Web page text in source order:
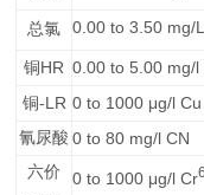
总氯 0.00 to 3.50 mg/
铜 HR 0.00 to 5.00 mg/l
铜-LR 0 to 1000 μg/l Cu
氰尿酸 0 to 80 mg/l CN
六价
0 to 1000 μg/l Cr